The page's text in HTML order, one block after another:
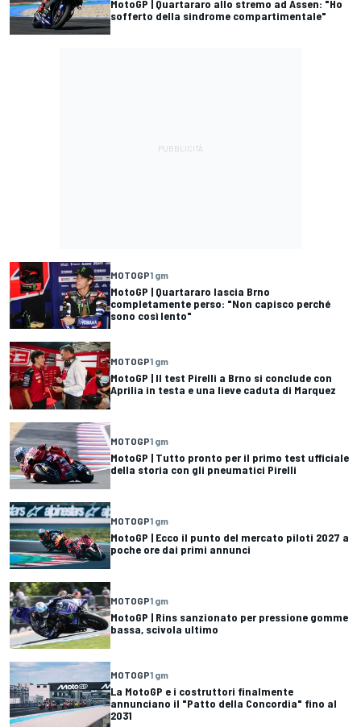
MotoGP | Quartararo allo stremo ad Assen: "Ho
sofferto della sindrome compartimentale"
MOTOGP1 gm
MotoGP | Quartararo lascia Brno
completamente perso: "Non capisco perché
sono così lento"
MOTOGP1 gm
MotoGP | Il test Pirelli a Brno si conclude con
Aprilia in testa e una lieve caduta di Marquez
MOTOGP1 gm
MotoGP | Tutto pronto per il primo test ufficiale
della storia con gli pneumatici Pirelli
MOTOGP1 gm
MotoGP | Ecco il punto del mercato piloti 2027 a
poche ore dai primi annunci
MOTOGP1 gm
MotoGP | Rins sanzionato per pressione gomme
bassa, scivola ultimo
MOTOGP1 gm
La MotoGP e i costruttori finalmente
annunciano il "Patto della Concordia" fino al
2031